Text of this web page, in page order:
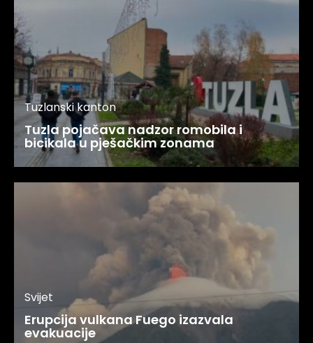
Tuzlanski kanton
Tuzla pojačava nadzor romobila i
bicikala u pješačkim zonama
Svijet
Erupcija vulkana Fuego izazvala
evakuacije